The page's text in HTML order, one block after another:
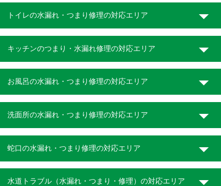
トイレの水漏れ・つまり修理の対応エリア
キッチンのつまり・水漏れ修理の対応エリア
お風呂の水漏れ・つまり修理の対応エリア
洗面所の水漏れ・つまり修理の対応エリア
蛇口の水漏れ・つまり修理の対応エリア
水道トラブル（水漏れ・つまり・修理）の対応エリア